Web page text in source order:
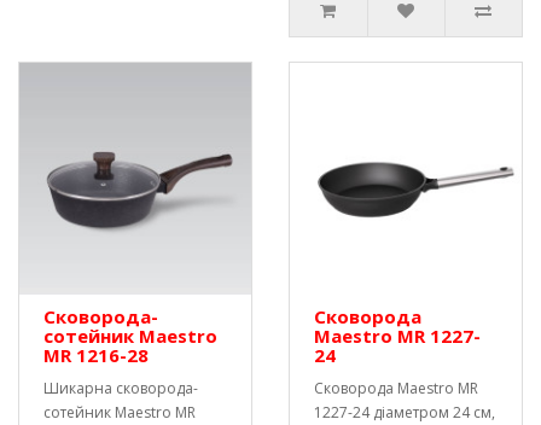
Сковорода-
сотейник Maestro
MR 1216-28
Шикарна сковорода-
сотейник Maestro MR
Сковорода
Maestro MR 1227-
24
Сковорода Maestro MR
1227-24 діаметром 24 см,